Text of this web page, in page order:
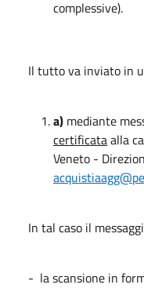
complessive).
Il tutto va inviato in
a) mediante
certificataalla
Veneto -
In tal caso il
- la scansione in